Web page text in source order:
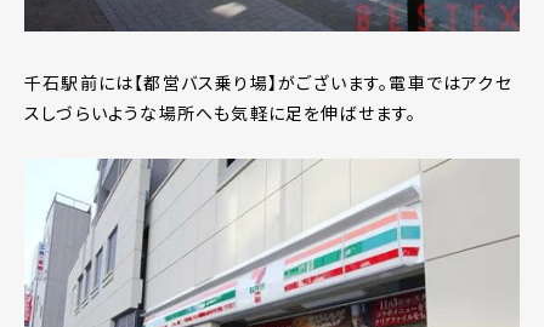
千石駅前には【都営バス乗り場】がございます。電車ではアクセ
スしづらいような場所へも気軽に足を伸ばせます。